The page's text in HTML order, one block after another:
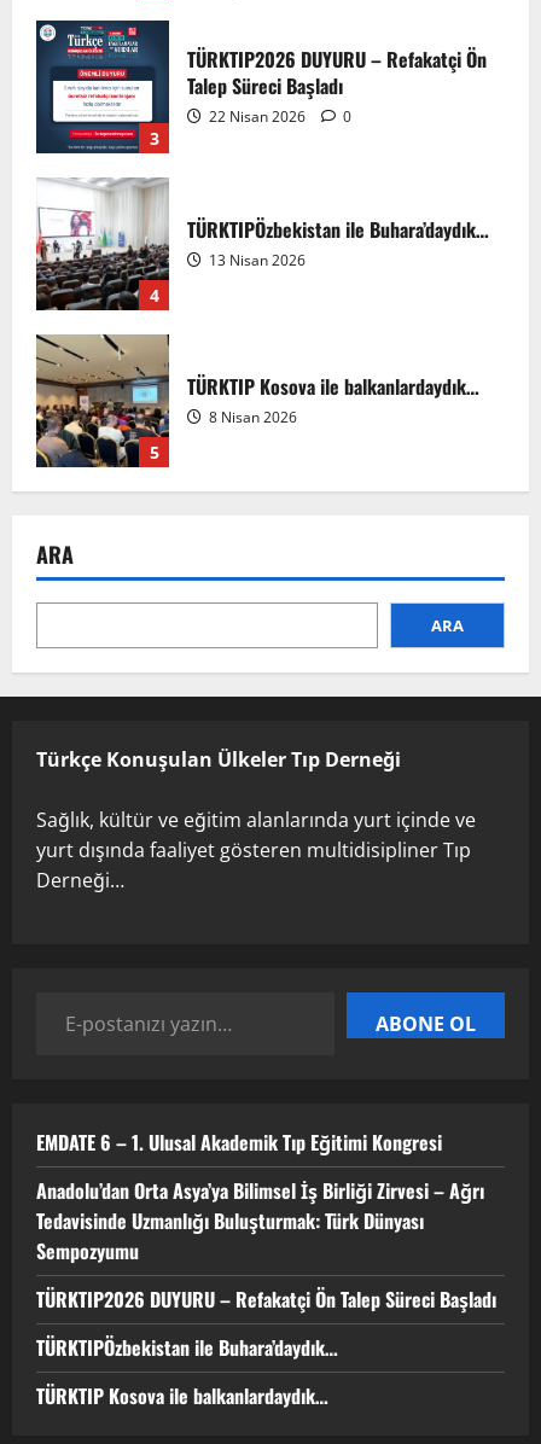
3
TÜRKTIP2026 DUYURU – Refakatçi Ön
Talep Süreci Başladı
22 Nisan 2026 0
4
TÜRKTIPÖzbekistan ile Buhara’daydık…
13 Nisan 2026
5
TÜRKTIP Kosova ile balkanlardaydık…
8 Nisan 2026
1
7 Ağustos 2026
2
Sempozyumu
3 Ağustos 2026
TÜRKTIP2026 DUYURU – Refakatçi Ön
Talep Süreci Başladı
TÜRKTIPÖzbekistan ile Buhara’daydık…
TÜRKTIP Kosova ile balkanlardaydık…
8 Nisan 2026
ARA
ARA
Türkçe Konuşulan Ülkeler Tıp Derneği
Sağlık, kültür ve eğitim alanlarında yurt içinde ve
yurt dışında faaliyet gösteren multidisipliner Tıp
Derneği…
ABONE OL
EMDATE 6 – 1. Ulusal Akademik Tıp Eğitimi Kongresi
Anadolu’dan Orta Asya’ya Bilimsel İş Birliği Zirvesi – Ağrı
Tedavisinde Uzmanlığı Buluşturmak: Türk Dünyası
Sempozyumu
TÜRKTIP2026 DUYURU – Refakatçi Ön Talep Süreci Başladı
TÜRKTIPÖzbekistan ile Buhara’daydık…
TÜRKTIP Kosova ile balkanlardaydık…